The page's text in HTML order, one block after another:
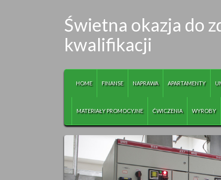
Świetna okazja do
kwalifikacji
HOME FINANSE NAPRAWA APARTAMENTY
MATERIAŁY PROMOCYJNE ĆWICZENIA WYROBY